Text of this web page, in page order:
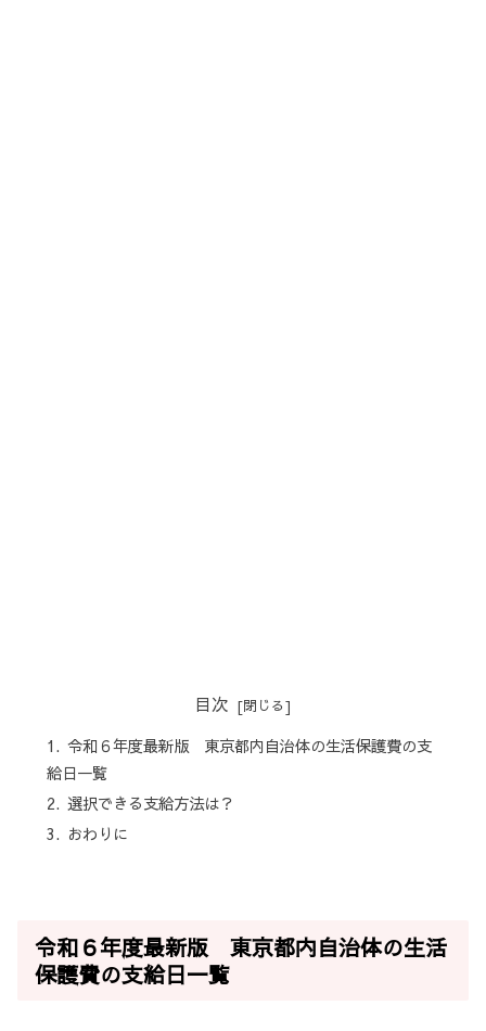
目次
令和６年度最新版 東京都内自治体の生活保護費の支
給日一覧
選択できる支給方法は？
おわりに
令和６年度最新版 東京都内自治体の生活
保護費の支給日一覧